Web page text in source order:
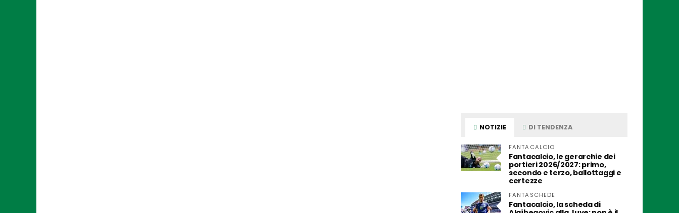
NOTIZIE DI TENDENZA
FANTACALCIO
Fantacalcio, le gerarchie dei
portieri 2026/2027: primo,
secondo e terzo, ballottaggi e
certezze
FANTASCHEDE
Fantacalcio, la scheda di